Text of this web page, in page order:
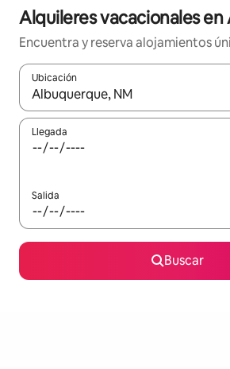
Alquileres vacacionales
Encuentra y reserva alojamientos
Ubicación
Cuando los resultados estén
Llegada
Salida
Buscar